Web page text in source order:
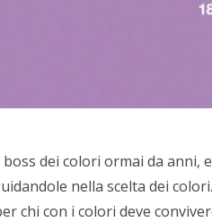
boss dei colori ormai da anni,
nella scelta dei
chi con i colori deve